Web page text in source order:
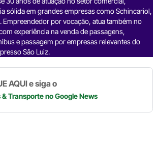
sólida em grandes empresas como Schincariol,
Empreendedor por vocação, atua também no
experiência na venda de passagens,
e passagem por empresas relevantes do
São Luiz.
AQUI e siga o
& Transporteno Google News